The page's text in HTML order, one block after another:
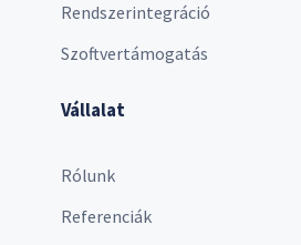
Rendszerintegráció
Szoftvertámogatás
Vállalat
Rólunk
Referenciák